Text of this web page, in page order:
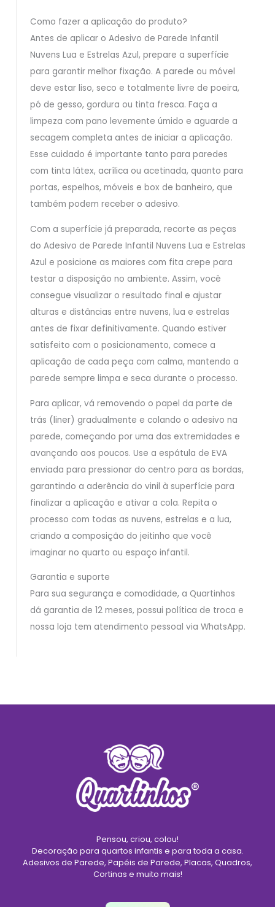
Como fazer a aplicação do produto?
Antes de aplicar o Adesivo de Parede Infantil
Nuvens Lua e Estrelas Azul, prepare a superfície
para garantir melhor fixação. A parede ou móvel
deve estar liso, seco e totalmente livre de poeira,
pó de gesso, gordura ou tinta fresca. Faça a
limpeza com pano levemente úmido e aguarde a
secagem completa antes de iniciar a aplicação.
Esse cuidado é importante tanto para paredes
com tinta látex, acrílica ou acetinada, quanto para
portas, espelhos, móveis e box de banheiro, que
também podem receber o adesivo.
Com a superfície já preparada, recorte as peças
do Adesivo de Parede Infantil Nuvens Lua e Estrelas
Azul e posicione as maiores com fita crepe para
testar a disposição no ambiente. Assim, você
consegue visualizar o resultado final e ajustar
alturas e distâncias entre nuvens, lua e estrelas
antes de fixar definitivamente. Quando estiver
satisfeito com o posicionamento, comece a
aplicação de cada peça com calma, mantendo a
parede sempre limpa e seca durante o processo.
Para aplicar, vá removendo o papel da parte de
trás (liner) gradualmente e colando o adesivo na
parede, começando por uma das extremidades e
avançando aos poucos. Use a espátula de EVA
enviada para pressionar do centro para as bordas,
garantindo a aderência do vinil à superfície para
finalizar a aplicação e ativar a cola. Repita o
processo com todas as nuvens, estrelas e a lua,
criando a composição do jeitinho que você
imaginar no quarto ou espaço infantil.
Garantia e suporte
Para sua segurança e comodidade, a Quartinhos
dá garantia de 12 meses, possui política de troca e
nossa loja tem atendimento pessoal via WhatsApp.
Pensou, criou, colou!
Decoração para quartos infantis e para toda a casa.
Adesivos de Parede, Papéis de Parede, Placas, Quadros,
Cortinas e muito mais!